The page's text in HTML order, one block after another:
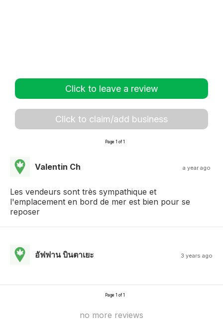
Click to leave a review
Click to claim/add business
Page 1 of 1
Valentin Ch a year ago
Les vendeurs sont très sympathique et
l'emplacement en bord de mer est bien pour se
reposer
อัฟฟาน บินตาเยะ 3 years ago
Page 1 of 1
no more reviews